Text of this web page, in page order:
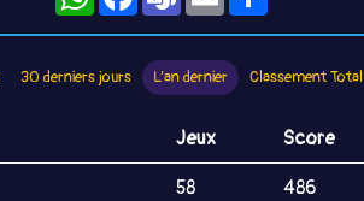
30 derniers jours L’an dernier Classement Total
Jeux Score
58 486